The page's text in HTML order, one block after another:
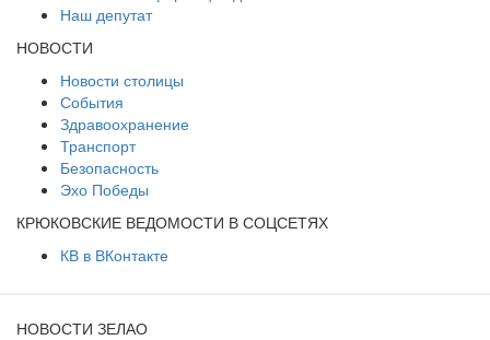
Наш депутат
НОВОСТИ
Новости столицы
События
Здравоохранение
Транспорт
Безопасность
Эхо Победы
КРЮКОВСКИЕ ВЕДОМОСТИ В СОЦСЕТЯХ
КВ в ВКонтакте
НОВОСТИ ЗЕЛАО